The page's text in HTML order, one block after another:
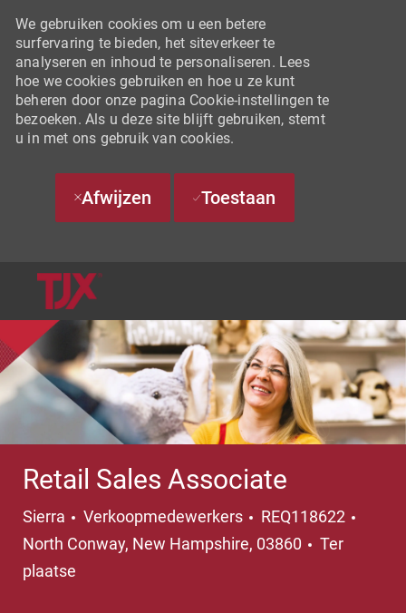
We gebruiken cookies om u een betere
surfervaring te bieden, het siteverkeer te
analyseren en inhoud te personaliseren. Lees
hoe we cookies gebruiken en hoe u ze kunt
beheren door onze pagina Cookie-instellingen te
bezoeken. Als u deze site blijft gebruiken, stemt
u in met ons gebruik van cookies.
Afwijzen Toestaan
Retail Sales Associate
Sierra Categorie
Verkoopmedewerkers REQ118622
North Conway, New Hampshire, 03860
Ter
plaatse